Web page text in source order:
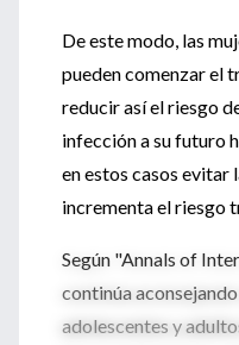
De este modo, las
pueden comenzar el
reducir así el riesgo
infección a su futuro
en estos casos evitar
incrementa el riesgo
Según "Annals of
continúa
adolescentes y